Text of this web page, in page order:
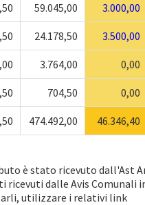
59.045,00 3.000,00
24.178,50 3.500,00
3.764,00 0,00
704,50 0,00
474.492,00 46.346,40
è stato ricevuto dall'Ast
ricevuti dalle Avis
utilizzare i relativi link